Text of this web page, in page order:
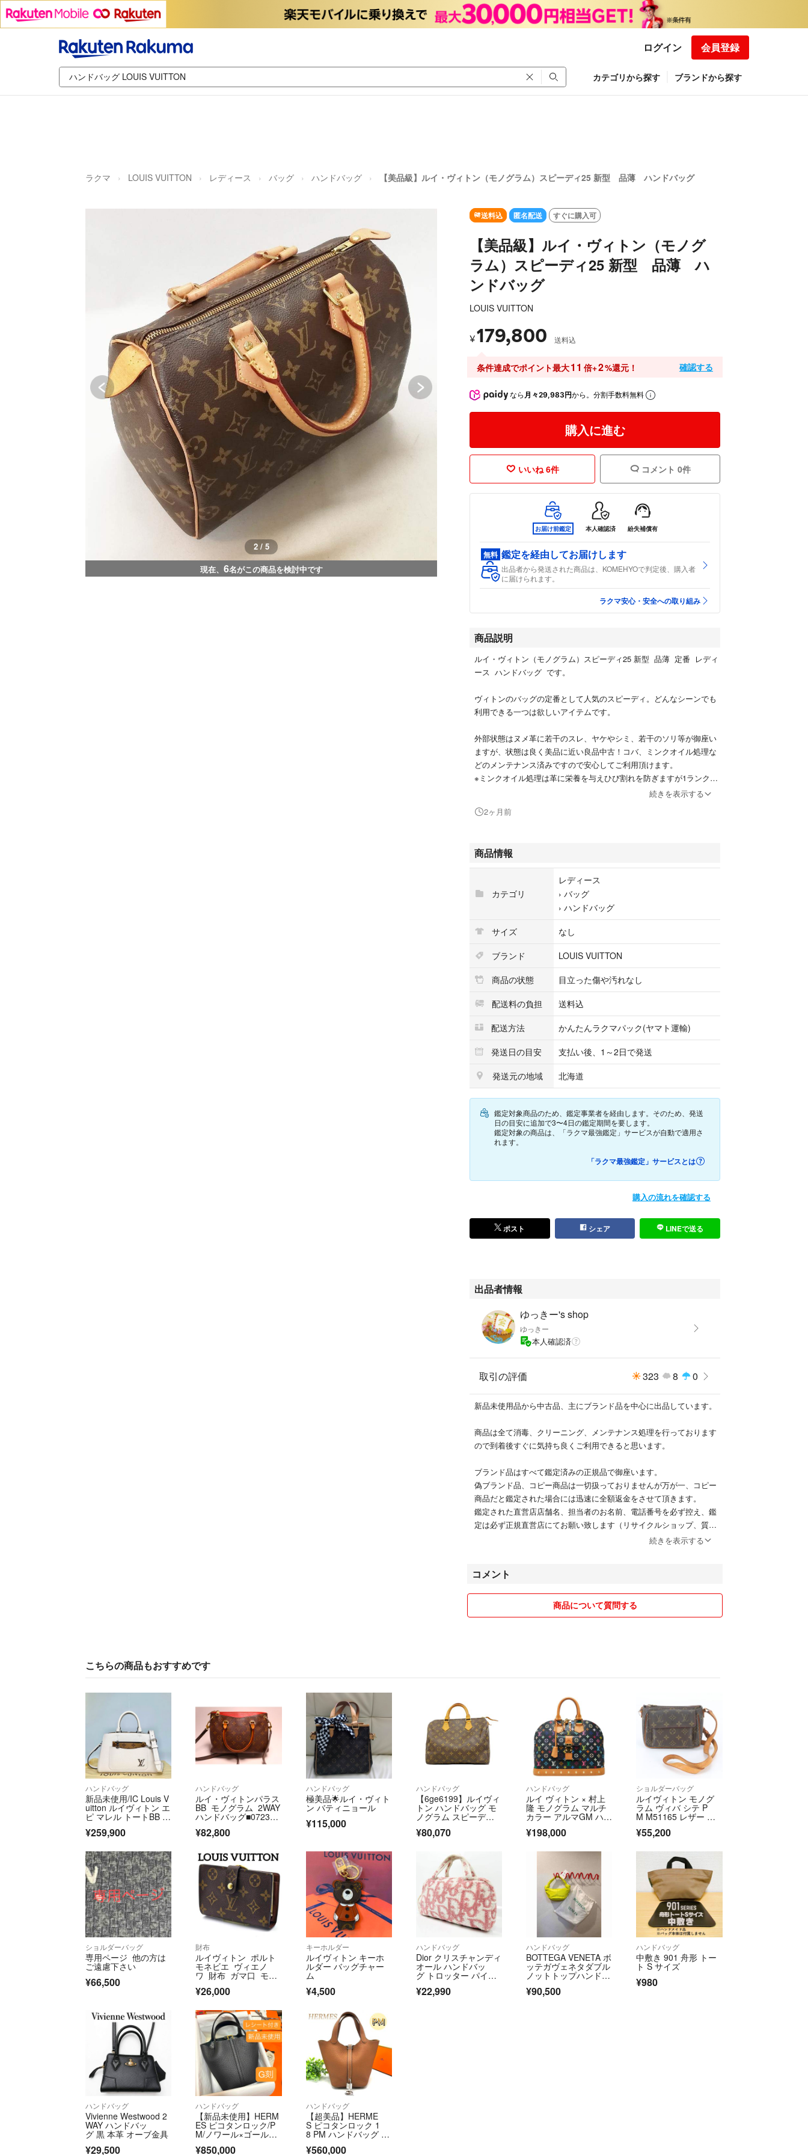
ログイン 会員登録
カテゴリから探す ブランドから探す
ラクマ LOUIS VUITTON レディース バッグ ハンドバッグ 【美品級】ルイ・ヴィトン（モノグラム）スピーディ25 新型 品薄 ハンドバッグ
2 / 5
現在、 6名がこの商品を検討中です
送料込 匿名配送 すぐに購入可
【美品級】ルイ・ヴィトン（モノグ
ラム）スピーディ25 新型 品薄 ハ
ンドバッグ
LOUIS VUITTON
¥179,800 送料込
条件達成でポイント最大11 倍+2%還元！ 確認する
なら 月々29,983円から。分割手数料無料
購入に進む
いいね 6件 コメント 0件
お届け前鑑定 本人確認済 紛失補償有
無料 鑑定を経由してお届けします
出品者から発送された商品は、KOMEHYOで判定後、購入者
に届けられます。
ラクマ安心・安全への取り組み
商品説明
ルイ・ヴィトン（モノグラム）スピーディ25 新型 品薄 定番 レディ
ース ハンドバッグ です。
ヴィトンのバッグの定番として人気のスピーディ。どんなシーンでも
利用できる一つは欲しいアイテムです。
外部状態はヌメ革に若干のスレ、ヤケやシミ、若干のソリ等が御座い
ますが、状態は良く美品に近い良品中古！コバ、ミンクオイル処理な
どのメンテナンス済みですので安心してご利用頂けます。
※ミンクオイル処理は革に栄養を与えひび割れを防ぎますが1ランクほ
ど色が濃くなります。しかし確実に状態が良好になり数年間はノーメ
※当商品は鑑定済み（本物保証）及び表面、内面クリーニング、ミン
クオイル処理、防臭殺菌処理、補修メンテナンスを行っておりますの
で他の方とは品質状態、保証面で安心してご利用して頂けます。
ブランド：LOUIS VUITTON（ルイヴィトン）
商品名 ：スピーディ25（M41109・M41528）
カラー ：茶色(ブラウン)ゴールド金具
素材 ：モノグラム
サイズ ：H(高):20cm×W(幅):25cm×D(厚):15.5cm
ポケット：内側ファスナーポケット×1
付属品 ：底板、カデナ、鍵×1
製造番号：シリアル（写真四枚目右下）
参考定価：-円（新品価格）※廃盤品(近似モデルで28万円前後)
＜状態説明＞
●キズ：若干
●スレ：若干
●シミ：若干
●汚れ：若干（クリーニング済み）
●内はがれ：なし
●ベタつき：なし
※商品の詳しい状態は写真にてご確認をお願いいたします。
※写真は高画質でアップしておりますので拡大表示が可能です。
＜注意事項 ＞
※大手鑑定士が集まる札幌古物市場にて購入しましたのでご安心でき
ます。
※特価でブランド品を毎日のように出品しております！フォロー歓
迎！
続きを表示する
2ヶ月前
商品情報
カテゴリ
レディース
› バッグ
› ハンドバッグ
サイズ
なし
ブランド
LOUIS VUITTON
商品の状態
目立った傷や汚れなし
配送料の負担
送料込
配送方法
かんたんラクマパック(ヤマト運輸)
発送日の目安
支払い後、1～2日で発送
発送元の地域
北海道
鑑定対象商品のため、鑑定事業者を経由します。そのため、発送
日の目安に追加で3〜4日の鑑定期間を要します。
鑑定対象の商品は、「ラクマ最強鑑定」サービスが自動で適用さ
れます。
「ラクマ最強鑑定」サービスとは
購入の流れを確認する
ポスト シェア LINEで送る
出品者情報
ゆっきー's shop
ゆっきー
本人確認済
取引の評価 323 8 0
新品未使用品から中古品、主にブランド品を中心に出品しています。
商品は全て消毒、クリーニング、メンテナンス処理を行っております
ので到着後すぐに気持ち良くご利用できると思います。
ブランド品はすべて鑑定済みの正規品で御座います。
偽ブランド品、コピー商品は一切扱っておりませんが万が一、コピー
商品だと鑑定された場合には迅速に全額返金をさせて頂きます。
鑑定された直営店店舗名、担当者のお名前、電話番号を必ず控え、鑑
定は必ず正規直営店にてお願い致します（リサイクルショップ、質屋
させて頂いております。
■商品販売 （即購入OK!）
基本的に値下げ交渉はおこなわず即決価格ですが段階的に値下げはお
ム上、購入者が優先されますのでご了承下さいませ。
■商品発送
トラブルを避けるために発送は「問合せ番号」履歴の残るものを利用
し「定形外郵便のみ」は利用いたしません。
商品発送にはできる限りキレイに梱包して迅速丁寧に発送するように
心がけております。
北海道からの発送となりますので通常よりも1日～2日程度、遅れる場
合が御座います。
商品の状態はわかりやすく記載しているつもりですが、写真での見た
目、色味など、実際と多少異なる場合がありますのでご了承下さい。
商品の状態など気になる点があれば、お気軽に納得がいくまで何度で
もご質問、追加写真をリクエスト下さい（比較的に細かい部分まで掲
載しております）
事実と異なる評価コメントで悪意評価と判断した場合には異議を申し
上げ、情報をもとに厳正な対処をさせて頂きます。
上記をふまえお取引いただけますようお願いいたしますm(_ _)m
続きを表示する
コメント
商品について質問する
こちらの商品もおすすめです
ハンドバッグ
新品未使用/IC Louis V
uitton ルイヴィトン エ
ピ マレル トートBB M
20520 ベージュ ハン
ドバッグ
¥259,900
ハンドバッグ
ルイ・ヴィトンパラス
BB モノグラム 2WAY
ハンドバッグ■0723ol2
05-10K
¥82,800
ハンドバッグ
極美品🌟ルイ・ヴィト
ン バティニョール
¥115,000
ハンドバッグ
【6ge6199】ルイヴィ
トン ハンドバッグ モ
ノグラム スピーディ3
0 M41108 ブラウン
【中古】レディース
¥80,070
ハンドバッグ
ルイ ヴィトン × 村上
隆 モノグラム マルチ
カラー アルマGM ハン
ドバッグ M40442 PV
C レディース LOUIS V
8】
¥198,000
ショルダーバッグ
ルイヴィトン モノグ
ラム ヴィバ シテ P
M M51165 レザー シ
ョルダーバッグ 斜め
掛け クロスボディ レ
¥55,200
ショルダーバッグ
専用ページ 他の方は
ご遠慮下さい
¥66,500
財布
ルイヴィトン ポルト
モネビエ ヴィエノ
ワ 財布 ガマ口 モノ
¥26,000
キーホルダー
ルイヴィトン キーホ
ルダー バッグチャー
ム
¥4,500
ハンドバッグ
Dior クリスチャンディ
オール ハンドバッ
グ トロッター パイル
¥22,990
ハンドバッグ
BOTTEGA VENETA ボ
ッテガヴェネタダブル
ノットトップハンドル
¥90,500
ハンドバッグ
中敷き 901 舟形 トー
ト S サイズ
¥980
ハンドバッグ
Vivienne Westwood 2
WAY ハンドバッ
グ 黒 本革 オーブ金具
¥29,500
ハンドバッグ
【新品未使用】HERM
ES ピコタンロック/P
M/ノワール×ゴールド
¥850,000
ハンドバッグ
【超美品】HERME
S ピコタンロック 1
8 PM ハンドバッグ ゴ
具 A刻印 エルメス
¥560,000